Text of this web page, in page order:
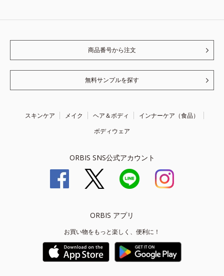
商品番号から注文
無料サンプルを探す
スキンケア メイク ヘア＆ボディ
インナーケア（食品）
ボディウェア
ORBIS SNS公式アカウント
ORBIS アプリ
お買い物をもっと楽しく、便利に！